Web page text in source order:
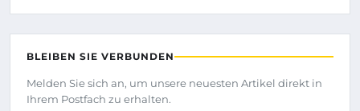
BLEIBEN SIE VERBUNDEN
Melden Sie sich an, um unsere neuesten Artikel direkt in
Ihrem Postfach zu erhalten.